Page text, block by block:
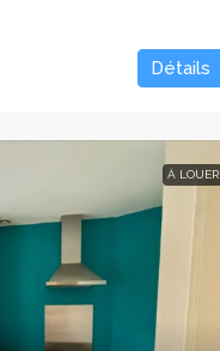
Détails
À LOUER